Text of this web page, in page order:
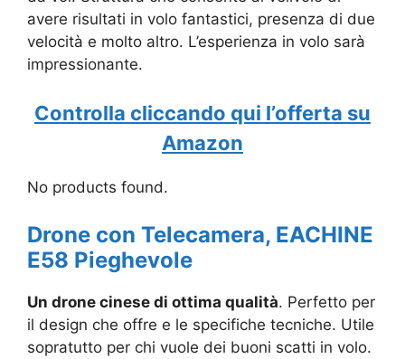
avere risultati in volo fantastici, presenza di due
velocità e molto altro. L’esperienza in volo sarà
impressionante.
Controlla cliccando qui l’offerta su
Amazon
No products found.
Drone con Telecamera, EACHINE
E58 Pieghevole
Un drone cinese di ottima qualità. Perfetto per
il design che offre e le specifiche tecniche. Utile
sopratutto per chi vuole dei buoni scatti in volo.